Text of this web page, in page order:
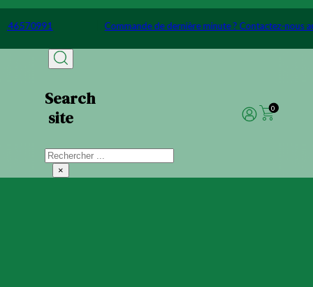
au 0146570991 Commande de dernière minute ?
Search
site
Rechercher
×
0